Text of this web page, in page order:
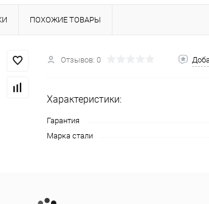
ПОХОЖИЕ ТОВАРЫ
Отзывов: 0
Характеристики:
Гарантия
Марка стали